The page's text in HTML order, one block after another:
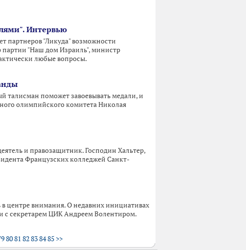
Интервью
партнеров "Ликуда" возможности
партии "Наш дом Израиль", министр
любые вопросы.
поможет завоевывать медали, и
олимпийского комитета Николая
и правозащитник. Господин Хальтер,
Французских колледжей Санкт-
в центре внимания. О недавних инициативах
с секретарем ЦИК Андреем Волентиром.
8081 82838485 >>